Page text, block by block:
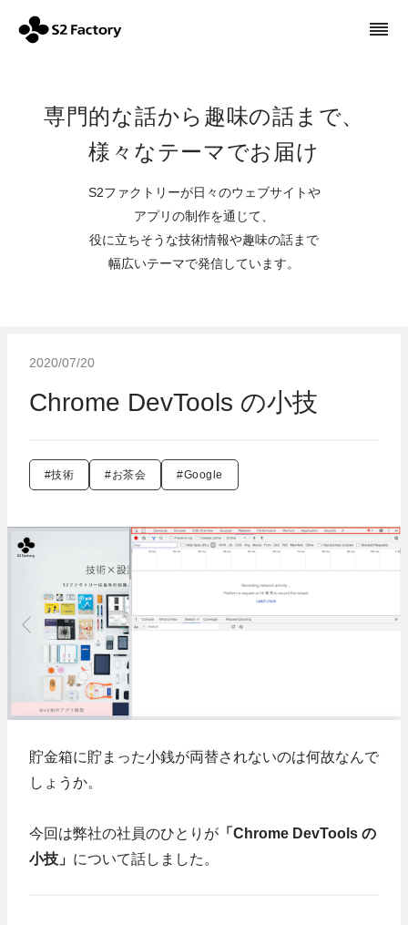
専門的な話から趣味の話まで、
様々なテーマでお届け
S2ファクトリーが日々のウェブサイトや
アプリの制作を通じて、
役に立ちそうな技術情報や趣味の話まで
幅広いテーマで発信しています。
2020/07/20
Chrome DevTools の小技
#技術 #お茶会 #Google
貯金箱に貯まった小銭が両替されないのは何故なんで
しょうか。
今回は弊社の社員のひとりが 「Chrome DevTools の
小技」 について話しました。